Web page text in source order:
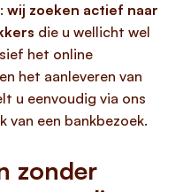
wij zoeken actief naar
die u wellicht wel
het online
het aanleveren van
u eenvoudig via ons
van een bankbezoek.
zonder